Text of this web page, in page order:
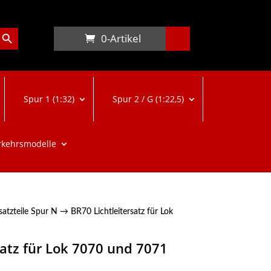
Button
0-Artikel
Spur 1 (1:32) Spur 2 / G (1:22,5)
Spur N → BR70 Lichtleitersatz für Lok
für Lok 7070 und 7071